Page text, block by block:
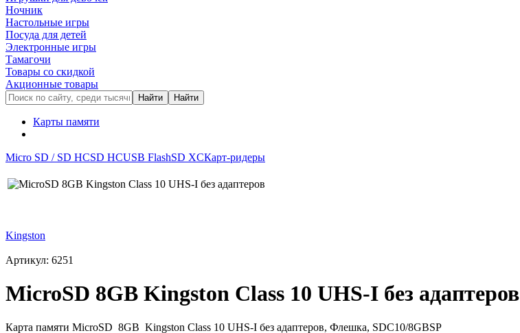
Ночник
Настольные игры
Посуда для детей
Электронные игры
Тамагочи
Товары со скидкой
Акционные товары
Карты памяти
Micro SD / SD HCSD HCUSB FlashSD XCКарт-ридеры
Kingston
Артикул: 6251
MicroSD 8GB Kingston Class 10 UHS-I без адаптеров
Карта памяти MicroSD 8GB Kingston Class 10 UHS-I без адаптеров, Флешка, SDC10/8GBSP